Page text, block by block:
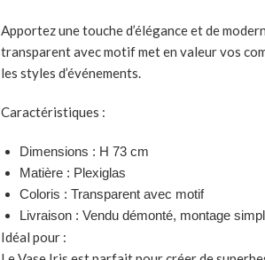
Apportez une touche d’élégance et de
transparent avec motif met en valeur vos
les styles d’événements.
Caractéristiques :
Dimensions : H 73 cm
Matière : Plexiglas
Coloris : Transparent avec motif
Livraison : Vendu démonté, montage
Idéal pour :